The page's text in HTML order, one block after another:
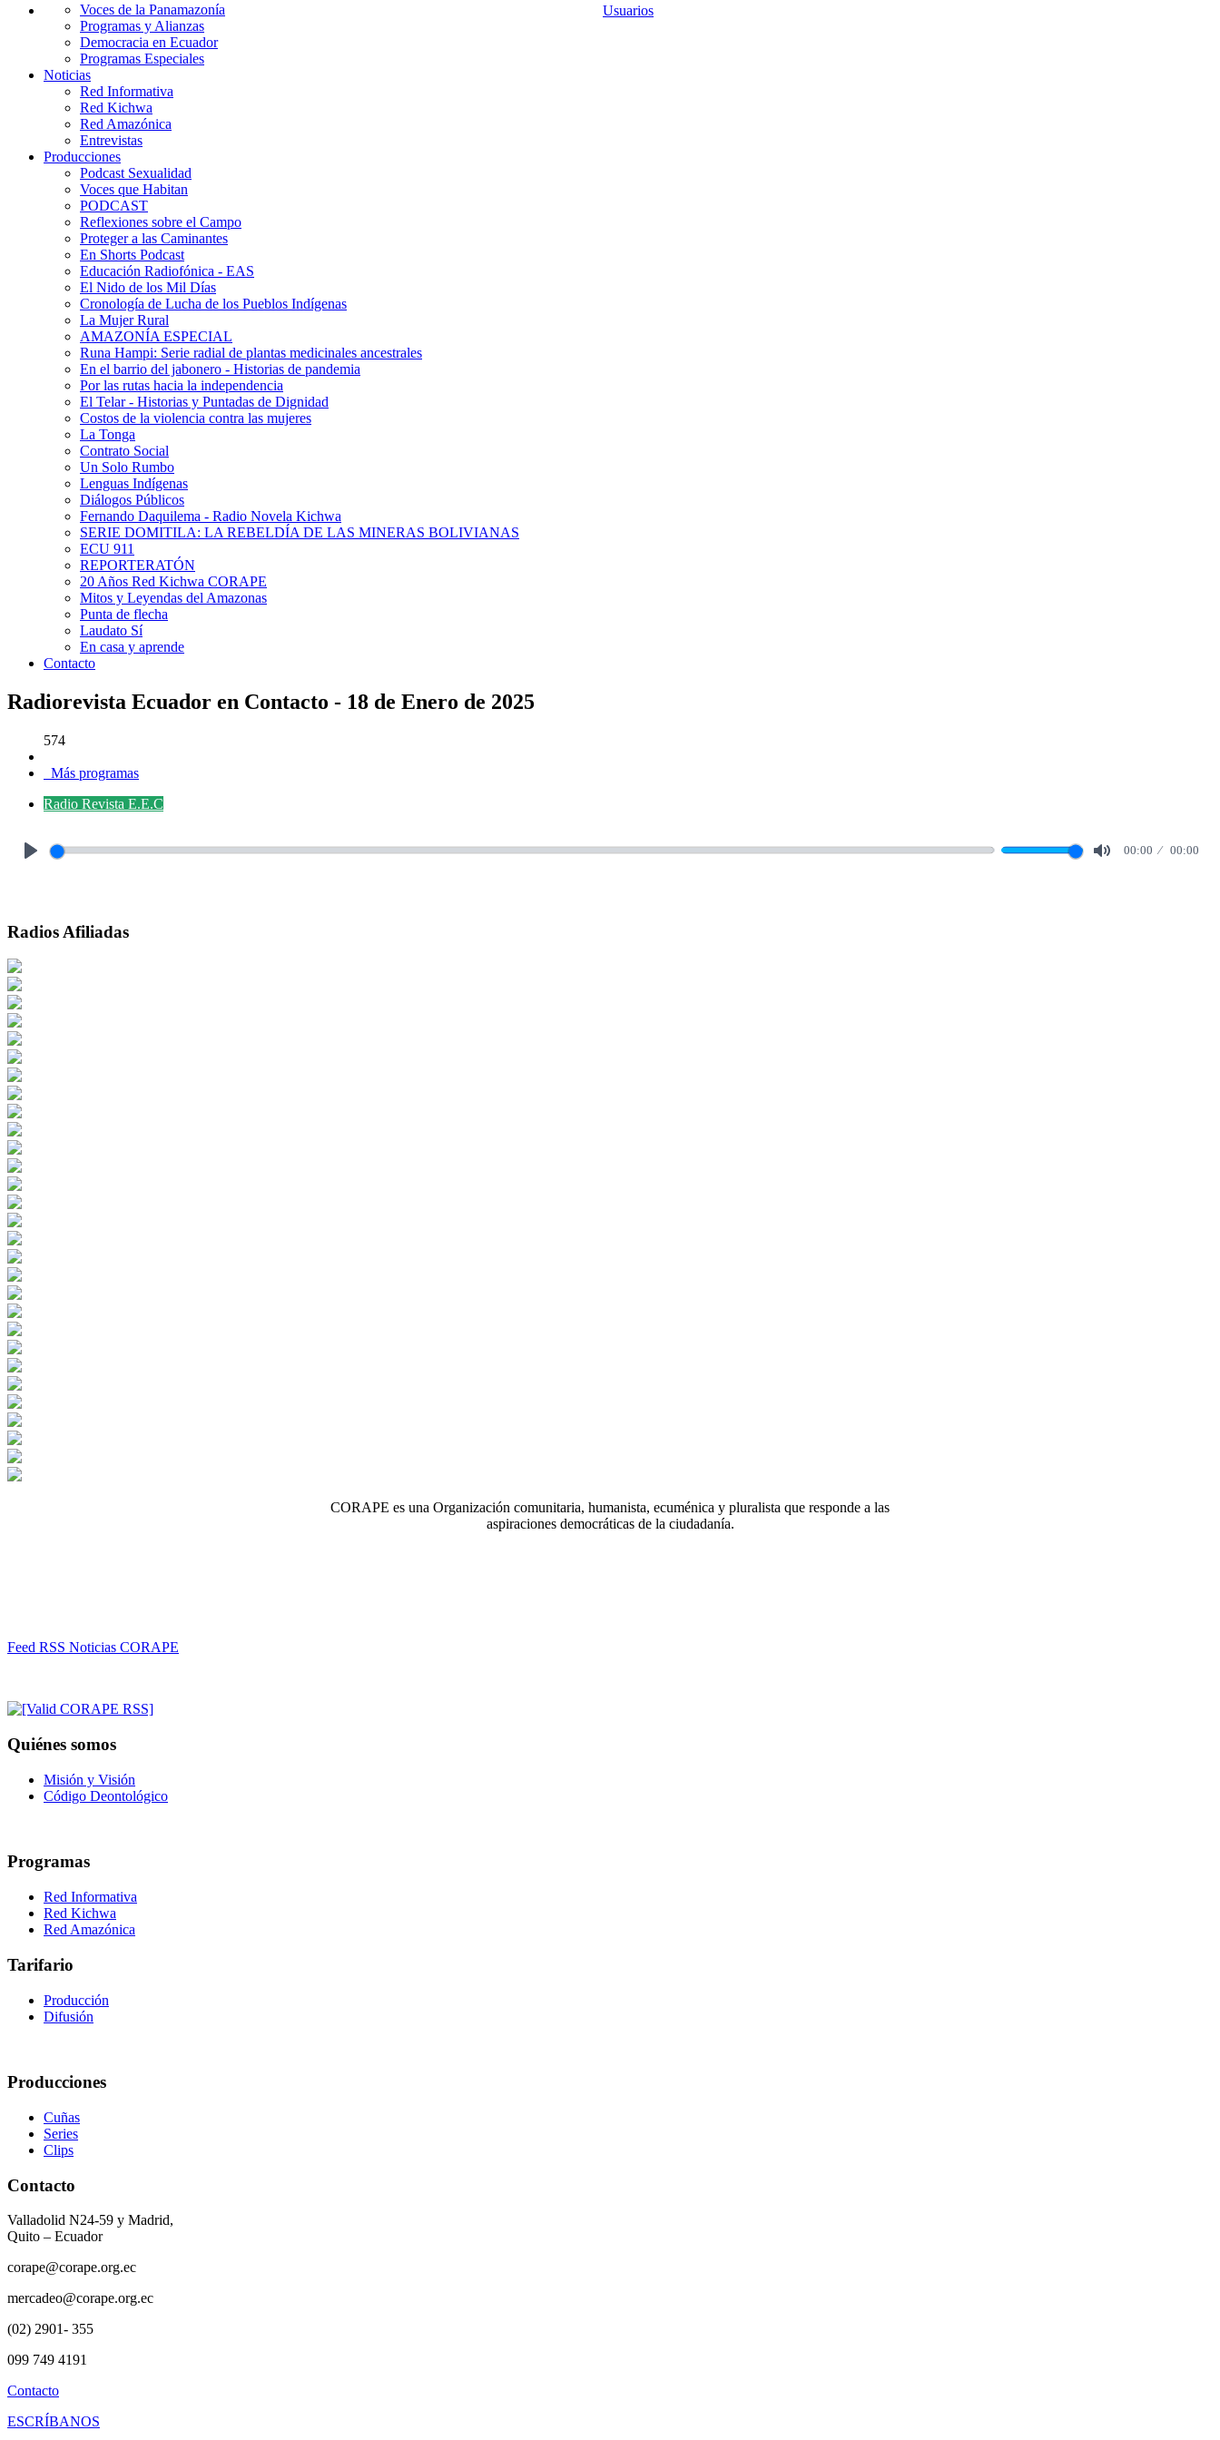
Usuarios
Voces de la Panamazonía
Programas y Alianzas
Democracia en Ecuador
Programas Especiales
Noticias
Red Informativa
Red Kichwa
Red Amazónica
Entrevistas
Producciones
Podcast Sexualidad
Voces que Habitan
PODCAST
Reflexiones sobre el Campo
Proteger a las Caminantes
En Shorts Podcast
Educación Radiofónica - EAS
El Nido de los Mil Días
Cronología de Lucha de los Pueblos Indígenas
La Mujer Rural
AMAZONÍA ESPECIAL
Runa Hampi: Serie radial de plantas medicinales ancestrales
En el barrio del jabonero - Historias de pandemia
Por las rutas hacia la independencia
El Telar - Historias y Puntadas de Dignidad
Costos de la violencia contra las mujeres
La Tonga
Contrato Social
Un Solo Rumbo
Lenguas Indígenas
Diálogos Públicos
Fernando Daquilema - Radio Novela Kichwa
SERIE DOMITILA: LA REBELDÍA DE LAS MINERAS BOLIVIANAS
ECU 911
REPORTERATÓN
20 Años Red Kichwa CORAPE
Mitos y Leyendas del Amazonas
Punta de flecha
Laudato Sí
En casa y aprende
Contacto
Radiorevista Ecuador en Contacto - 18 de Enero de 2025
574
Más programas
Radio Revista E.E.C
00:00 00:00
Radios Afiliadas
CORAPE es una Organización comunitaria, humanista, ecuménica y pluralista que responde a las
aspiraciones democráticas de la ciudadanía.
Feed RSS Noticias CORAPE
Quiénes somos
Misión y Visión
Código Deontológico
Programas
Red Informativa
Red Kichwa
Red Amazónica
Tarifario
Producción
Difusión
Producciones
Cuñas
Series
Clips
Contacto
Valladolid N24-59 y Madrid,
Quito – Ecuador
corape@corape.org.ec
mercadeo@corape.org.ec
(02) 2901- 355
099 749 4191
Contacto
ESCRÍBANOS